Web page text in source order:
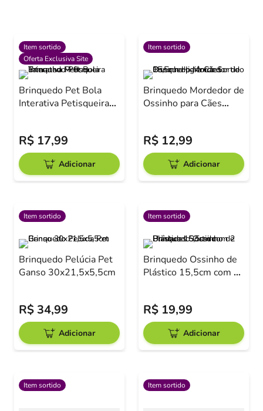
Item sortido
Oferta Exclusiva Site
Brinquedo Pet Bola
Interativa Petisqueira
R$ 17,99
Adicionar
Item sortido
Brinquedo Mordedor de
Ossinho para Cães
R$ 12,99
Adicionar
Item sortido
Brinquedo Pelúcia Pet
Ganso 30x21,5x5,5cm
R$ 34,99
Adicionar
Item sortido
Brinquedo Ossinho de
Plástico 15,5cm com 2
R$ 19,99
Adicionar
Item sortido Item sortido